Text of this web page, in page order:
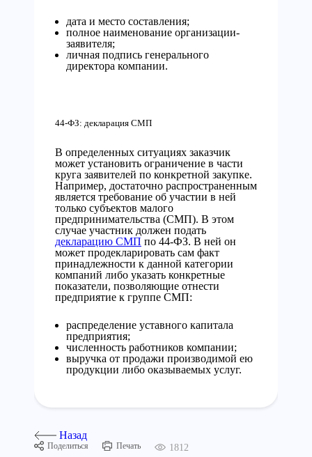
дата и место составления;
полное наименование организации-
заявителя;
личная подпись генерального
директора компании.
44-ФЗ: декларация СМП
В определенных ситуациях заказчик
может установить ограничение в части
круга заявителей по конкретной закупке.
Например, достаточно распространенным
является требование об участии в ней
только субъектов малого
предпринимательства (СМП). В этом
случае участник должен подать
декларацию СМП по 44-ФЗ. В ней он
может продекларировать сам факт
принадлежности к данной категории
компаний либо указать конкретные
показатели, позволяющие отнести
предприятие к группе СМП:
распределение уставного капитала
предприятия;
численность работников компании;
выручка от продажи производимой ею
продукции либо оказываемых услуг.
Назад
Поделиться Печать 1812